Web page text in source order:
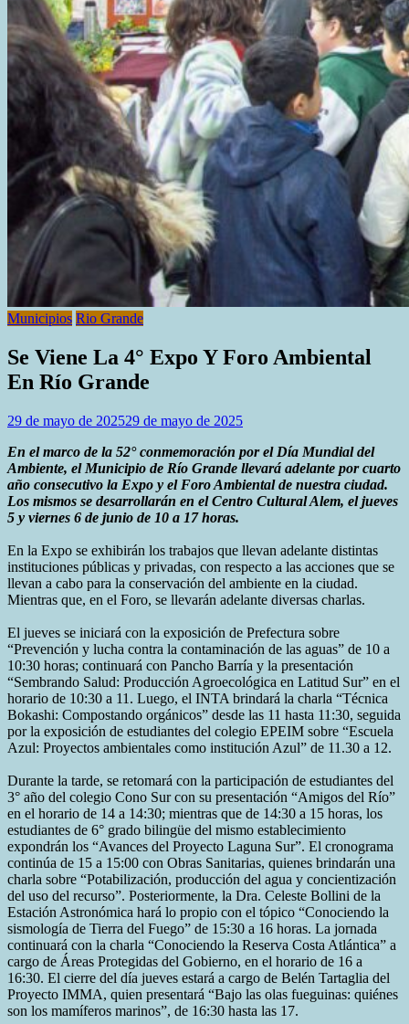
Municipios Rio Grande
Se Viene La 4° Expo Y Foro Ambiental
En Río Grande
29 de mayo de 202529 de mayo de 2025
En el marco de la 52° conmemoración por el Día Mundial del
Ambiente, el Municipio de Río Grande llevará adelante por cuarto
año consecutivo la Expo y el Foro Ambiental de nuestra ciudad.
Los mismos se desarrollarán en el Centro Cultural Alem, el jueves
5 y viernes 6 de junio de 10 a 17 horas.
En la Expo se exhibirán los trabajos que llevan adelante distintas
instituciones públicas y privadas, con respecto a las acciones que se
llevan a cabo para la conservación del ambiente en la ciudad.
Mientras que, en el Foro, se llevarán adelante diversas charlas.
El jueves se iniciará con la exposición de Prefectura sobre
“Prevención y lucha contra la contaminación de las aguas” de 10 a
10:30 horas; continuará con Pancho Barría y la presentación
“Sembrando Salud: Producción Agroecológica en Latitud Sur” en el
horario de 10:30 a 11. Luego, el INTA brindará la charla “Técnica
Bokashi: Compostando orgánicos” desde las 11 hasta 11:30, seguida
por la exposición de estudiantes del colegio EPEIM sobre “Escuela
Azul: Proyectos ambientales como institución Azul” de 11.30 a 12.
Durante la tarde, se retomará con la participación de estudiantes del
3° año del colegio Cono Sur con su presentación “Amigos del Río”
en el horario de 14 a 14:30; mientras que de 14:30 a 15 horas, los
estudiantes de 6° grado bilingüe del mismo establecimiento
expondrán los “Avances del Proyecto Laguna Sur”. El cronograma
continúa de 15 a 15:00 con Obras Sanitarias, quienes brindarán una
charla sobre “Potabilización, producción del agua y concientización
del uso del recurso”. Posteriormente, la Dra. Celeste Bollini de la
Estación Astronómica hará lo propio con el tópico “Conociendo la
sismología de Tierra del Fuego” de 15:30 a 16 horas. La jornada
continuará con la charla “Conociendo la Reserva Costa Atlántica” a
cargo de Áreas Protegidas del Gobierno, en el horario de 16 a
16:30. El cierre del día jueves estará a cargo de Belén Tartaglia del
Proyecto IMMA, quien presentará “Bajo las olas fueguinas: quiénes
son los mamíferos marinos”, de 16:30 hasta las 17.